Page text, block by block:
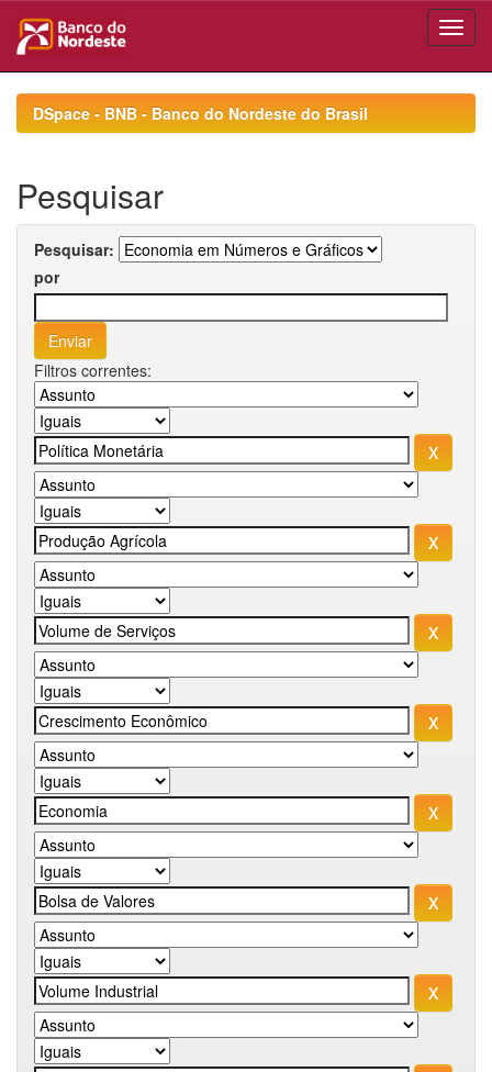
navigationDSpace - BNB - Banco do Nordeste do Brasil
Pesquisar
Pesquisar:
por
Filtros correntes: